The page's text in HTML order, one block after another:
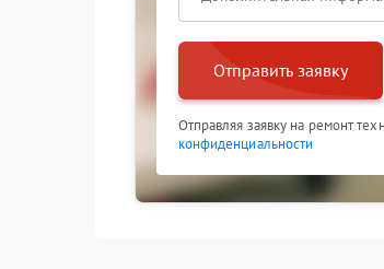
Отправить заявку
Отправляя заявку на ремонт
конфиденциальности